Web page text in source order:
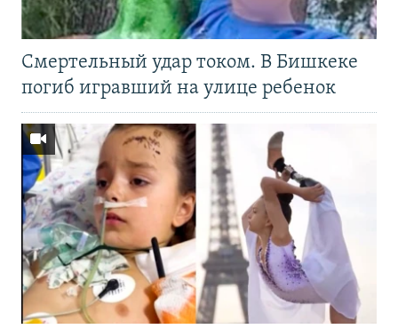
Смертельный удар током. В Бишкеке
погиб игравший на улице ребенок